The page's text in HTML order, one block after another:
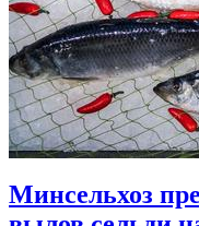
Минсельхоз